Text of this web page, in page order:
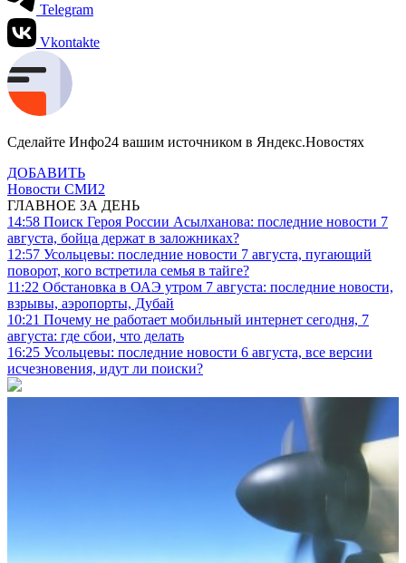
Telegram
Vkontakte
Сделайте Инфо24 вашим источником в Яндекс.Новостях
ДОБАВИТЬ
Новости СМИ2
ГЛАВНОЕ ЗА ДЕНЬ
14:58 Поиск Героя России Асылханова: последние новости 7
августа, бойца держат в заложниках?
12:57 Усольцевы: последние новости 7 августа, пугающий
поворот, кого встретила семья в тайге?
11:22 Обстановка в ОАЭ утром 7 августа: последние новости,
взрывы, аэропорты, Дубай
10:21 Почему не работает мобильный интернет сегодня, 7
августа: где сбои, что делать
16:25 Усольцевы: последние новости 6 августа, все версии
исчезновения, идут ли поиски?